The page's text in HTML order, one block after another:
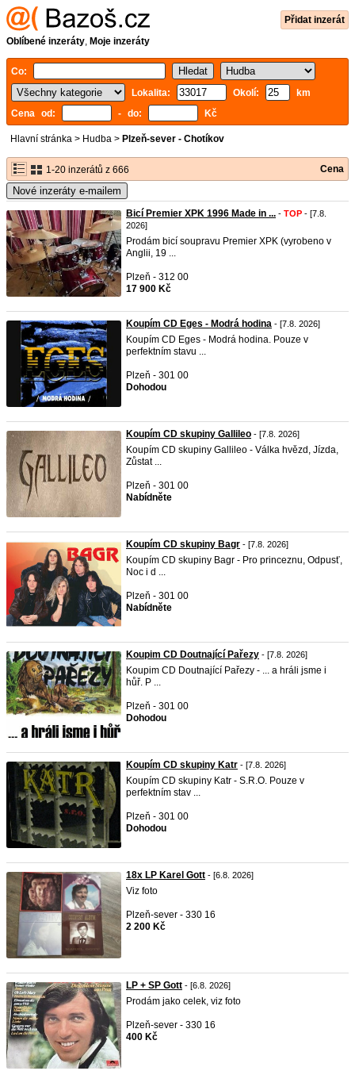
Přidat inzerát
Oblíbené inzeráty, Moje inzeráty
Co:
Lokalita:
Okolí:
km
Cena od:
- do: Kč
Hlavní stránka > Hudba > Plzeň-sever - Chotíkov
1-20 inzerátů z 666 Cena
Nové inzeráty e-mailem
Bicí Premier XPK 1996 Made in ... - TOP - [7.8.
2026]
Prodám bicí soupravu Premier XPK (vyrobeno v
Anglii, 19 ...
Plzeň - 312 00
17 900 Kč
Koupím CD Eges - Modrá hodina - [7.8. 2026]
Koupím CD Eges - Modrá hodina. Pouze v
perfektním stavu ...
Plzeň - 301 00
Dohodou
Koupím CD skupiny Gallileo - [7.8. 2026]
Koupím CD skupiny Gallileo - Válka hvězd, Jízda,
Zůstat ...
Plzeň - 301 00
Nabídněte
Koupím CD skupiny Bagr - [7.8. 2026]
Koupím CD skupiny Bagr - Pro princeznu, Odpusť,
Noc i d ...
Plzeň - 301 00
Nabídněte
Koupim CD Doutnající Pařezy - [7.8. 2026]
Koupim CD Doutnající Pařezy - ... a hráli jsme i
hůř. P ...
Plzeň - 301 00
Dohodou
Koupím CD skupiny Katr - [7.8. 2026]
Koupím CD skupiny Katr - S.R.O. Pouze v
perfektním stav ...
Plzeň - 301 00
Dohodou
18x LP Karel Gott - [6.8. 2026]
Viz foto
Plzeň-sever - 330 16
2 200 Kč
LP + SP Gott - [6.8. 2026]
Prodám jako celek, viz foto
Plzeň-sever - 330 16
400 Kč